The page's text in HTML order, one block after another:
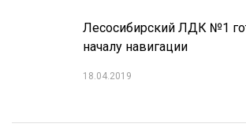
Лесосибирский ЛДК №1
началу навигации
18.04.2019